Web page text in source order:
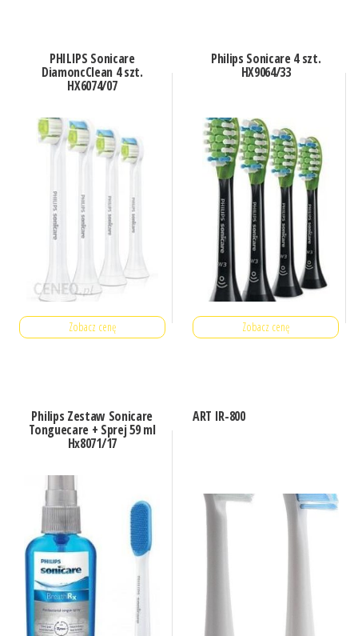
PHILIPS Sonicare
DiamoncClean 4 szt.
HX6074/07
Zobacz cenę
Philips Sonicare 4 szt.
HX9064/33
Zobacz cenę
Philips Zestaw Sonicare
Tonguecare + Sprej 59 ml
Hx8071/17
ART IR-800